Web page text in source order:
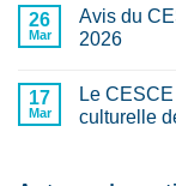
Rapport
“Quel
outil
territoriale
et
de
sur
Fiabilisation
des
CESCE
rend
26
Mar
Avis du
2026
sur
Avis
du
17
Mar
Le
culturelle